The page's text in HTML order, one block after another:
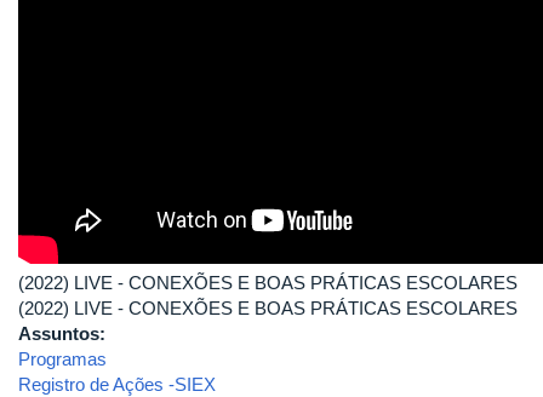
(2022) LIVE - CONEXÕES E BOAS PRÁTICAS ESCOLARES
(2022) LIVE - CONEXÕES E BOAS PRÁTICAS ESCOLARES
Assuntos:
Programas
Registro de Ações -SIEX